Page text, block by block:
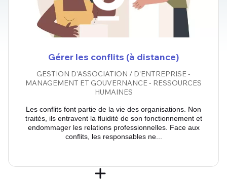
Gérer les conflits (à distance)
GESTION D'ASSOCIATION / D'ENTREPRISE -
MANAGEMENT ET GOUVERNANCE - RESSOURCES
HUMAINES
Les conflits font partie de la vie des organisations. Non
traités, ils entravent la fluidité de son fonctionnement et
endommager les relations professionnelles. Face aux
conflits, les responsables ne...